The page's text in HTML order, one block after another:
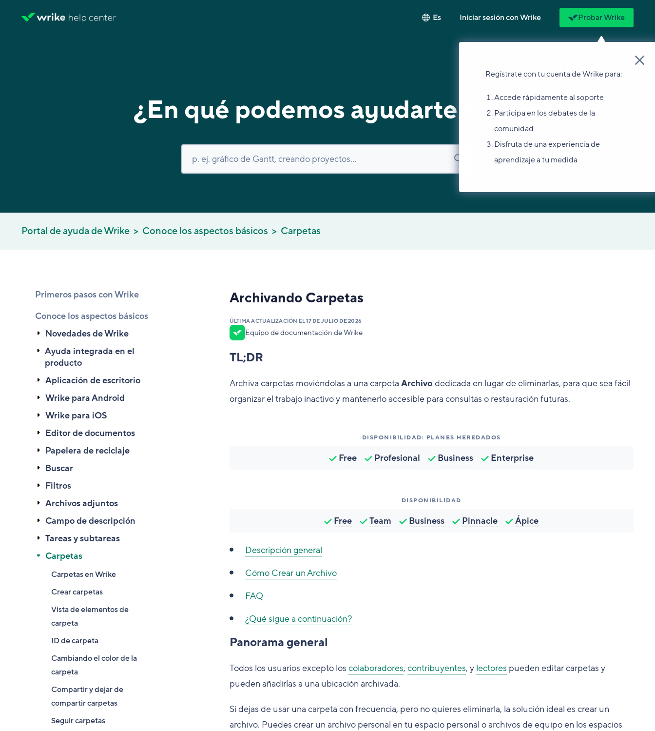
Es Iniciar sesión con Wrike Probar Wrike
Regístrate con tu cuenta de Wrike para:
Accede rápidamente al soporte
Participa en los debates de la
comunidad
Disfruta de una experiencia de
aprendizaje a tu medida
¿En qué podemos ayudarte hoy?
Portal de ayuda de Wrike Conoce los aspectos básicos Carpetas
Primeros pasos con Wrike
Conoce los aspectos básicos
Novedades de Wrike
Ayuda integrada en el
producto
Aplicación de escritorio
Wrike para Android
Wrike para iOS
Editor de documentos
Papelera de reciclaje
Buscar
Filtros
Archivos adjuntos
Campo de descripción
Tareas y subtareas
Carpetas
Carpetas en Wrike
Crear carpetas
Vista de elementos de
carpeta
ID de carpeta
Cambiando el color de la
carpeta
Compartir y dejar de
compartir carpetas
Seguir carpetas
Archivando Carpetas
ÚLTIMA ACTUALIZACIÓN EL17 DE JULIO DE 2026
Equipo de documentación de Wrike
TL;DR
Archiva carpetas moviéndolas a una carpeta Archivo dedicada en lugar de eliminarlas, para que sea fácil
organizar el trabajo inactivo y mantenerlo accesible para consultas o restauración futuras.
DISPONIBILIDAD: PLANES HEREDADOS
Free Profesional Business Enterprise
DISPONIBILIDAD
Free Team Business Pinnacle Ápice
Descripción general
Cómo Crear un Archivo
FAQ
¿Qué sigue a continuación?
Panorama general
Todos los usuarios excepto los colaboradores, contribuyentes, y lectores pueden editar carpetas y
pueden añadirlas a una ubicación archivada.
Si dejas de usar una carpeta con frecuencia, pero no quieres eliminarla, la solución ideal es crear un
archivo. Puedes crear un archivo personal en tu espacio personal o archivos de equipo en los espacios